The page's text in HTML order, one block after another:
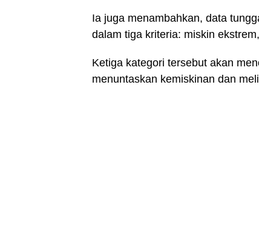
Ia juga menambahkan, data
dalam tiga kriteria: miskin
Ketiga kategori tersebut akan
menuntaskan kemiskinan dan